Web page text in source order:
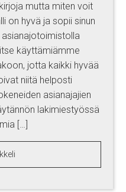
mutta miten voit
on hyvä ja sopii sinun
käyttämiämme
jotta kaikki hyvää
niitä helposti
asianajajien
lakimiestyössä
[…]